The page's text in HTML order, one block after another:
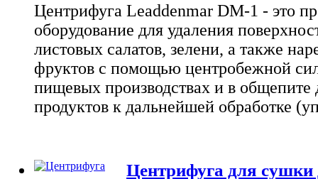
Центрифуга Leaddenmar DM-1 - это
оборудование для удаления
листовых салатов, зелени, а также
фруктов с помощью центробежной
пищевых производствах и в общепите
продуктов к дальнейшей обработке
Центрифуга для сушки